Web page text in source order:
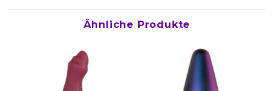
Ähnliche Produkte